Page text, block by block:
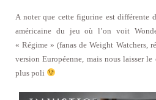
A noter que cette figurine est différente
américaine du jeu où l’on voit
« Régime » (fanas de Weight Watchers,
version Européenne, mais nous laisser
plus poli